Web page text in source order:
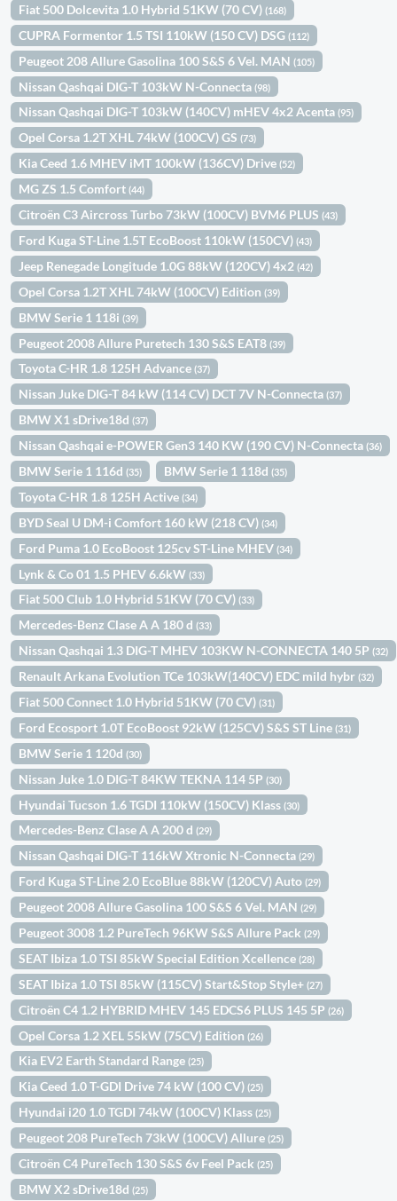
Fiat 500 Dolcevita 1.0 Hybrid 51KW (70 CV)(168)
CUPRA Formentor 1.5 TSI 110kW (150 CV) DSG(112)
Peugeot 208 Allure Gasolina 100 S&S 6 Vel. MAN(105)
Nissan Qashqai DIG-T 103kW N-Connecta(98)
Nissan Qashqai DIG-T 103kW (140CV) mHEV 4x2 Acenta(95)
Opel Corsa 1.2T XHL 74kW (100CV) GS(73)
Kia Ceed 1.6 MHEV iMT 100kW (136CV) Drive(52)
MG ZS 1.5 Comfort(44)
Citroën C3 Aircross Turbo 73kW (100CV) BVM6 PLUS(43)
Ford Kuga ST-Line 1.5T EcoBoost 110kW (150CV)(43)
Jeep Renegade Longitude 1.0G 88kW (120CV) 4x2(42)
Opel Corsa 1.2T XHL 74kW (100CV) Edition(39)
BMW Serie 1 118i(39)
Peugeot 2008 Allure Puretech 130 S&S EAT8(39)
Toyota C-HR 1.8 125H Advance(37)
Nissan Juke DIG-T 84 kW (114 CV) DCT 7V N-Connecta(37)
BMW X1 sDrive18d(37)
Nissan Qashqai e-POWER Gen3 140 KW (190 CV) N-Connecta(36)
BMW Serie 1 116d(35) BMW Serie 1 118d(35)
Toyota C-HR 1.8 125H Active(34)
BYD Seal U DM-i Comfort 160 kW (218 CV)(34)
Ford Puma 1.0 EcoBoost 125cv ST-Line MHEV(34)
Lynk & Co 01 1.5 PHEV 6.6kW(33)
Fiat 500 Club 1.0 Hybrid 51KW (70 CV)(33)
Mercedes-Benz Clase A A 180 d(33)
Nissan Qashqai 1.3 DIG-T MHEV 103KW N-CONNECTA 140 5P(32)
Renault Arkana Evolution TCe 103kW(140CV) EDC mild hybr(32)
Fiat 500 Connect 1.0 Hybrid 51KW (70 CV)(31)
Ford Ecosport 1.0T EcoBoost 92kW (125CV) S&S ST Line(31)
BMW Serie 1 120d(30)
Nissan Juke 1.0 DIG-T 84KW TEKNA 114 5P(30)
Hyundai Tucson 1.6 TGDI 110kW (150CV) Klass(30)
Mercedes-Benz Clase A A 200 d(29)
Nissan Qashqai DIG-T 116kW Xtronic N-Connecta(29)
Ford Kuga ST-Line 2.0 EcoBlue 88kW (120CV) Auto(29)
Peugeot 2008 Allure Gasolina 100 S&S 6 Vel. MAN(29)
Peugeot 3008 1.2 PureTech 96KW S&S Allure Pack(29)
SEAT Ibiza 1.0 TSI 85kW Special Edition Xcellence(28)
SEAT Ibiza 1.0 TSI 85kW (115CV) Start&Stop Style+(27)
Citroën C4 1.2 HYBRID MHEV 145 EDCS6 PLUS 145 5P(26)
Opel Corsa 1.2 XEL 55kW (75CV) Edition(26)
Kia EV2 Earth Standard Range(25)
Kia Ceed 1.0 T-GDI Drive 74 kW (100 CV)(25)
Hyundai i20 1.0 TGDI 74kW (100CV) Klass(25)
Peugeot 208 PureTech 73kW (100CV) Allure(25)
Citroën C4 PureTech 130 S&S 6v Feel Pack(25)
BMW X2 sDrive18d(25)